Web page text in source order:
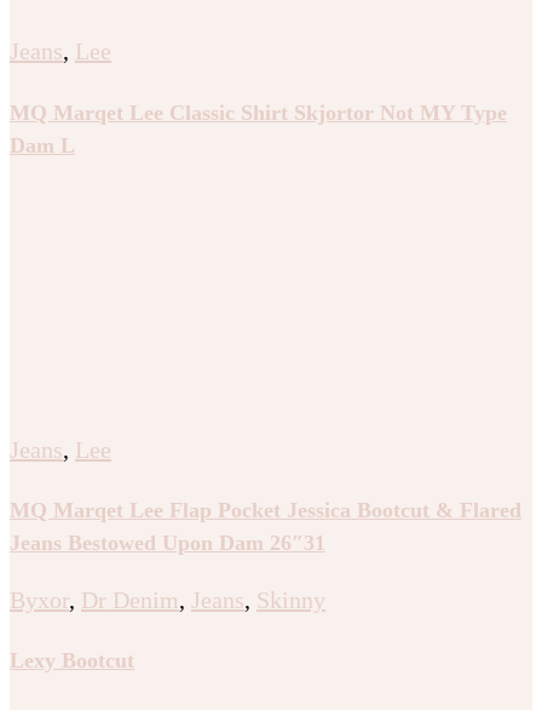
Jeans, Lee
MQ Marqet Lee Classic Shirt Skjortor Not MY Type
Dam L
Jeans, Lee
MQ Marqet Lee Flap Pocket Jessica Bootcut & Flared
Jeans Bestowed Upon Dam 26″31
Byxor, Dr Denim, Jeans, Skinny
Lexy Bootcut